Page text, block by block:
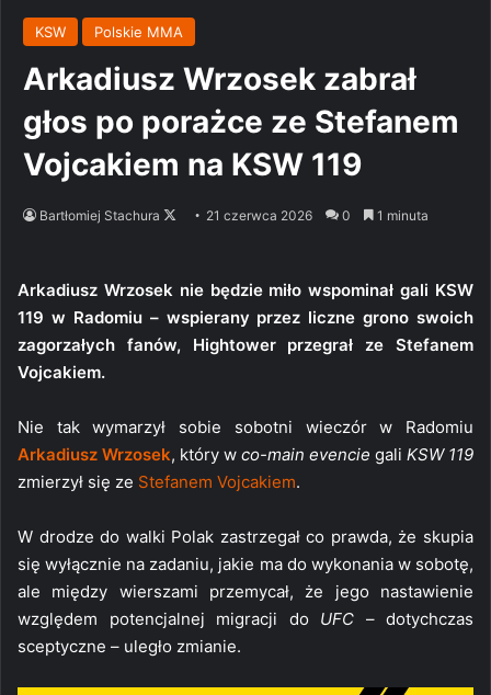
KSW Polskie MMA
Arkadiusz Wrzosek zabrał
głos po porażce ze Stefanem
Vojcakiem na KSW 119
Bartłomiej Stachura
Follow21 czerwca 2026 0 1 minuta
Arkadiusz Wrzosek nie będzie miło wspominał gali KSW
119 w Radomiu – wspierany przez liczne grono swoich
zagorzałych fanów, Hightower przegrał ze Stefanem
Vojcakiem.
Nie tak wymarzył sobie sobotni wieczór w Radomiu
Arkadiusz Wrzosek, który w co-main evencie gali KSW 119
zmierzył się ze Stefanem Vojcakiem.
W drodze do walki Polak zastrzegał co prawda, że skupia
się wyłącznie na zadaniu, jakie ma do wykonania w sobotę,
ale między wierszami przemycał, że jego nastawienie
względem potencjalnej migracji do UFC – dotychczas
sceptyczne – uległo zmianie.